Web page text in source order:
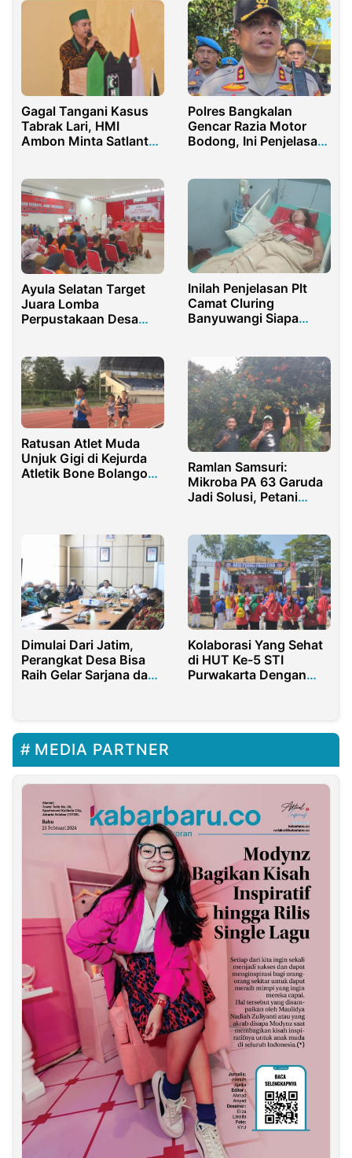
Gagal Tangani Kasus
Tabrak Lari, HMI
Ambon Minta Satlantas
Polres Bangkalan
Gencar Razia Motor
Bodong, Ini Penjelasan
Ayula Selatan Target
Juara Lomba
Perpustakaan Desa
Inilah Penjelasan Plt
Camat Cluring
Banyuwangi Siapa
Soal Tragedi Karnaval
Desa Sraten
Ratusan Atlet Muda
Unjuk Gigi di Kejurda
Atletik Bone Bolango
Ramlan Samsuri:
Mikroba PA 63 Garuda
Jadi Solusi, Petani
Dalam Setahun
Dimulai Dari Jatim,
Perangkat Desa Bisa
Raih Gelar Sarjana dan
Kolaborasi Yang Sehat
di HUT Ke-5 STI
Purwakarta Dengan
MEDIA PARTNER